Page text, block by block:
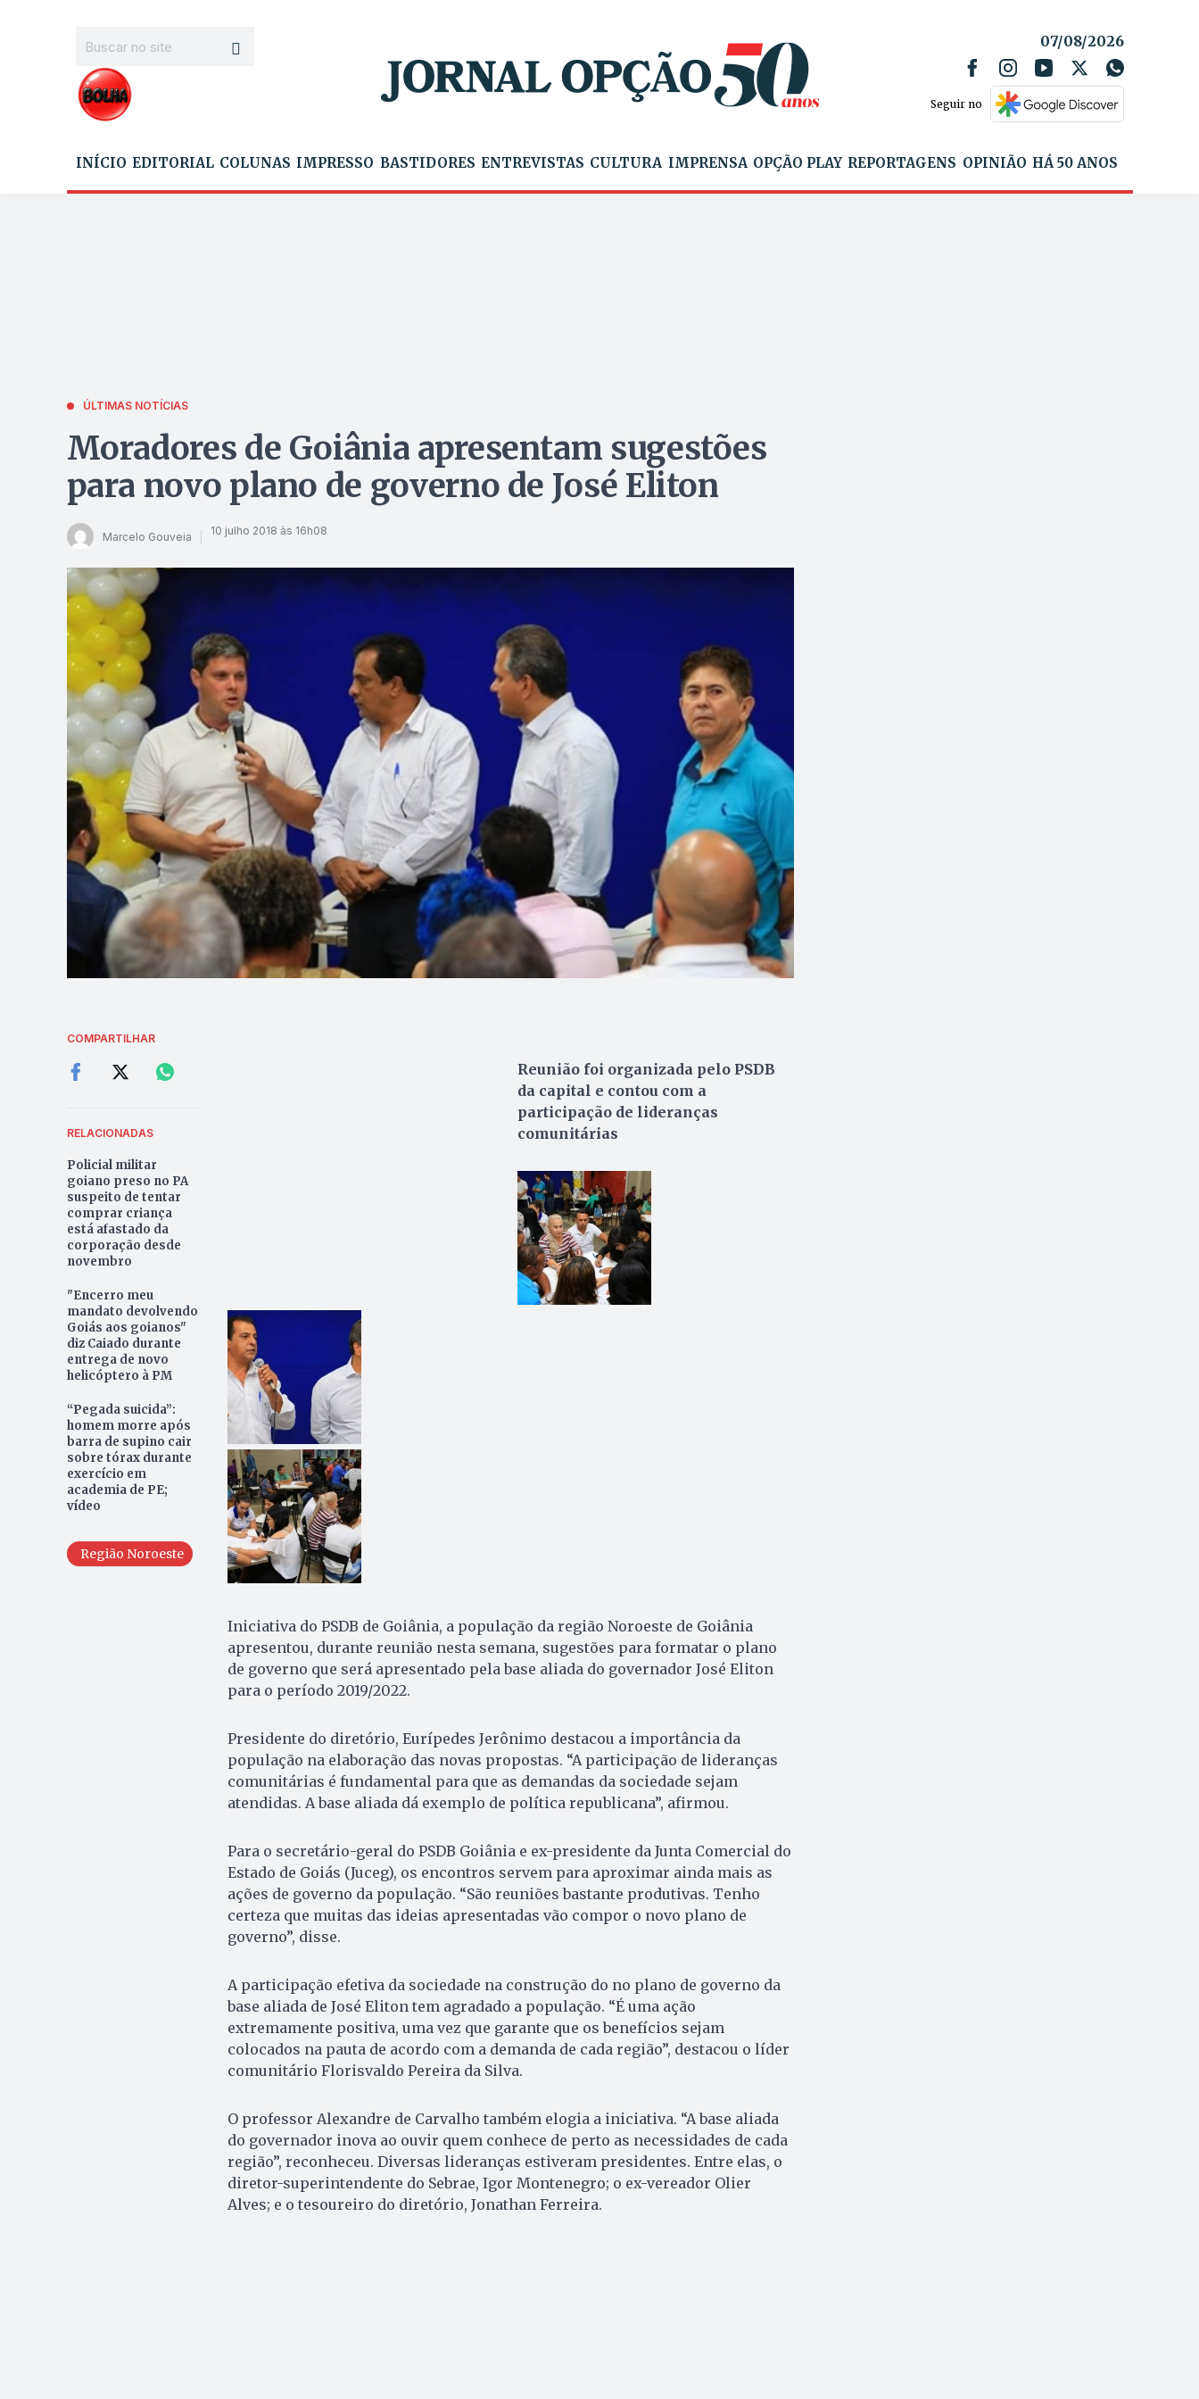
07/08/2026
Seguir no
INÍCIO EDITORIAL COLUNAS IMPRESSO BASTIDORES ENTREVISTAS CULTURA IMPRENSA OPÇÃO PLAY REPORTAGENS OPINIÃO HÁ 50 ANOS
ÚLTIMAS NOTÍCIAS
Moradores de Goiânia apresentam sugestões
para novo plano de governo de José Eliton
Marcelo Gouveia 10 julho 2018 às 16h08
COMPARTILHAR
RELACIONADAS
Policial militar
goiano preso no PA
suspeito de tentar
comprar criança
está afastado da
corporação desde
novembro
"Encerro meu
mandato devolvendo
Goiás aos goianos"
diz Caiado durante
entrega de novo
helicóptero à PM
“Pegada suicida”:
homem morre após
barra de supino cair
sobre tórax durante
exercício em
academia de PE;
vídeo
Região Noroeste
Reunião foi organizada pelo PSDB
da capital e contou com a
participação de lideranças
comunitárias
Iniciativa do PSDB de Goiânia, a população da região Noroeste de Goiânia
apresentou, durante reunião nesta semana, sugestões para formatar o plano
de governo que será apresentado pela base aliada do governador José Eliton
para o período 2019/2022.
Presidente do diretório, Eurípedes Jerônimo destacou a importância da
população na elaboração das novas propostas. “A participação de lideranças
comunitárias é fundamental para que as demandas da sociedade sejam
atendidas. A base aliada dá exemplo de política republicana”, afirmou.
Para o secretário-geral do PSDB Goiânia e ex-presidente da Junta Comercial do
Estado de Goiás (Juceg), os encontros servem para aproximar ainda mais as
ações de governo da população. “São reuniões bastante produtivas. Tenho
certeza que muitas das ideias apresentadas vão compor o novo plano de
governo”, disse.
A participação efetiva da sociedade na construção do no plano de governo da
base aliada de José Eliton tem agradado a população. “É uma ação
extremamente positiva, uma vez que garante que os benefícios sejam
colocados na pauta de acordo com a demanda de cada região”, destacou o líder
comunitário Florisvaldo Pereira da Silva.
O professor Alexandre de Carvalho também elogia a iniciativa. “A base aliada
do governador inova ao ouvir quem conhece de perto as necessidades de cada
região”, reconheceu. Diversas lideranças estiveram presidentes. Entre elas, o
diretor-superintendente do Sebrae, Igor Montenegro; o ex-vereador Olier
Alves; e o tesoureiro do diretório, Jonathan Ferreira.